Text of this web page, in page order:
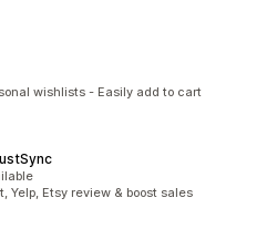
wishlists - Easily add to cart
Yelp, Etsy review & boost sales